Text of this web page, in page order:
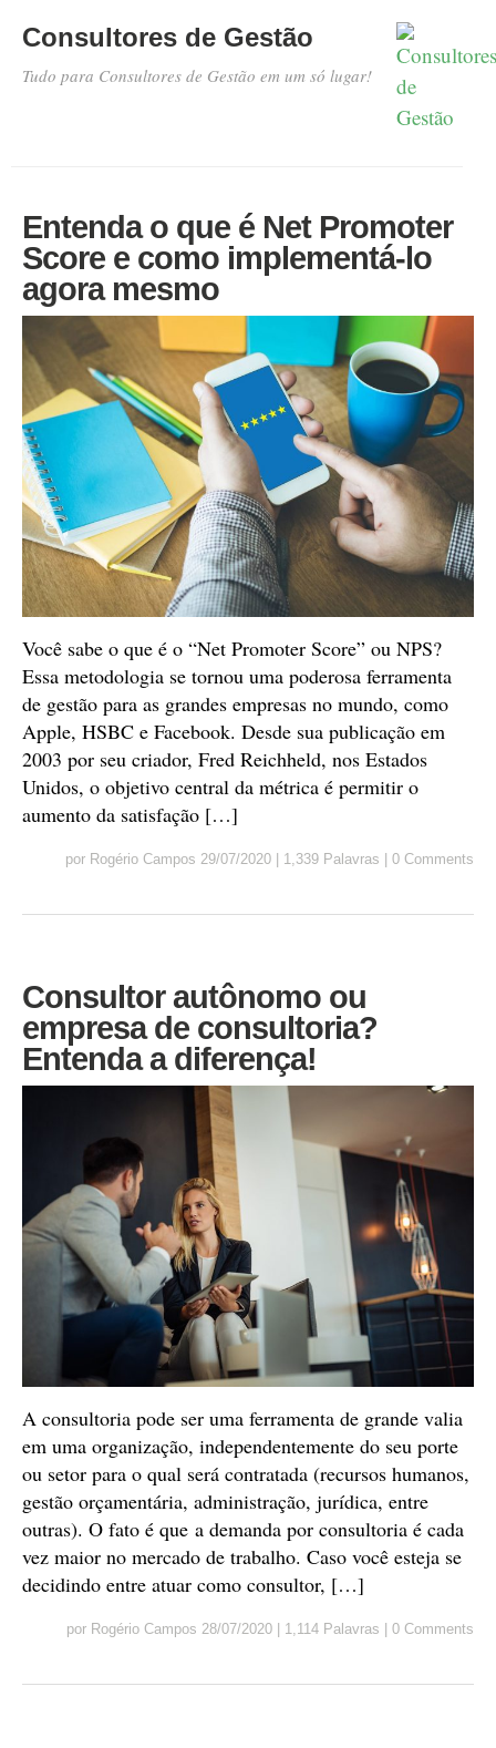
Consultores de Gestão
Tudo para Consultores de Gestão em um só lugar!
Entenda o que é Net Promoter
Score e como implementá-lo
agora mesmo
Você sabe o que é o “Net Promoter Score” ou NPS?
Essa metodologia se tornou uma poderosa ferramenta
de gestão para as grandes empresas no mundo, como
Apple, HSBC e Facebook. Desde sua publicação em
2003 por seu criador, Fred Reichheld, nos Estados
Unidos, o objetivo central da métrica é permitir o
aumento da satisfação […]
por Rogério Campos 29/07/2020 | 1,339 Palavras | 0 Comments
Consultor autônomo ou
empresa de consultoria?
Entenda a diferença!
A consultoria pode ser uma ferramenta de grande valia
em uma organização, independentemente do seu porte
ou setor para o qual será contratada (recursos humanos,
gestão orçamentária, administração, jurídica, entre
outras). O fato é que a demanda por consultoria é cada
vez maior no mercado de trabalho. Caso você esteja se
decidindo entre atuar como consultor, […]
por Rogério Campos 28/07/2020 1,114 Palavras 0 Comments